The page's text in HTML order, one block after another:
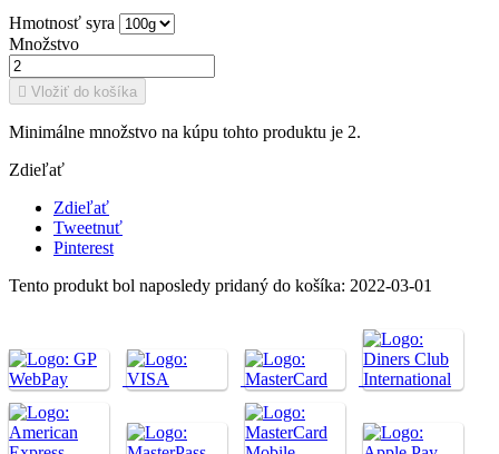
Hmotnosť syra
Množstvo
 Vložiť do košíka
Minimálne množstvo na kúpu tohto produktu je 2.
Zdieľať
Zdieľať
Tweetnuť
Pinterest
Tento produkt bol naposledy pridaný do košíka: 2022-03-01